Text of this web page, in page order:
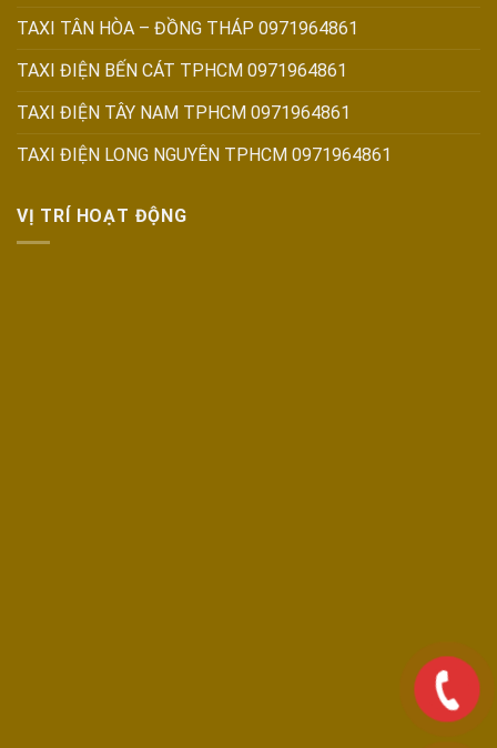
TAXI TÂN HÒA – ĐỒNG THÁP 0971964861
TAXI ĐIỆN BẾN CÁT TPHCM 0971964861
TAXI ĐIỆN TÂY NAM TPHCM 0971964861
TAXI ĐIỆN LONG NGUYÊN TPHCM 0971964861
VỊ TRÍ HOẠT ĐỘNG